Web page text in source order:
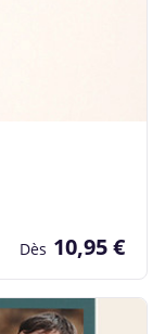
Dès 10,95 €